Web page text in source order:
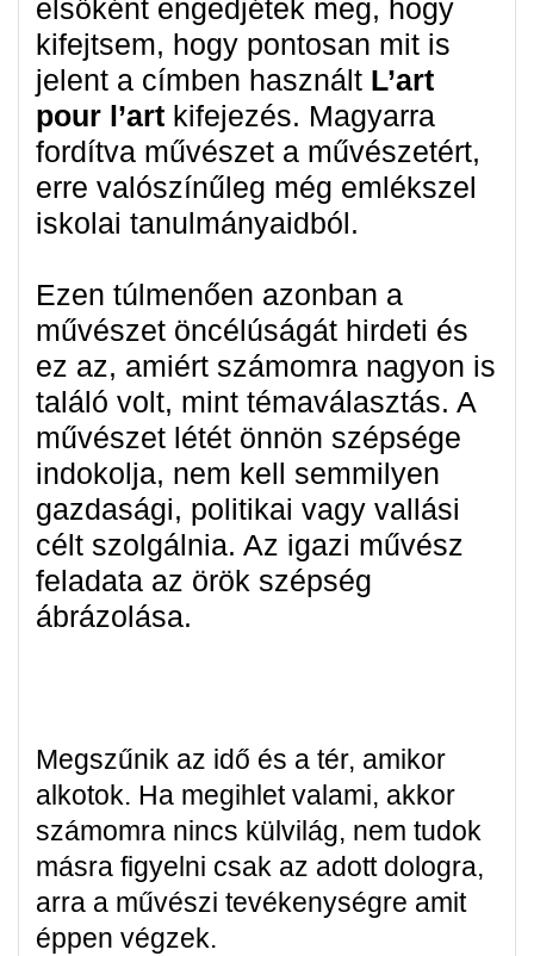
elsőként engedjétek meg, hogy
kifejtsem, hogy pontosan mit is
jelent a címben használt L’art
pour l’art kifejezés. Magyarra
fordítva művészet a művészetért,
erre valószínűleg még emlékszel
iskolai tanulmányaidból.
Ezen túlmenően azonban a
művészet öncélúságát hirdeti és
ez az, amiért számomra nagyon is
találó volt, mint témaválasztás. A
művészet létét önnön szépsége
indokolja, nem kell semmilyen
gazdasági, politikai vagy vallási
célt szolgálnia. Az igazi művész
feladata az örök szépség
ábrázolása.
Megszűnik az idő és a tér, amikor
alkotok. Ha megihlet valami, akkor
számomra nincs külvilág, nem tudok
másra figyelni csak az adott dologra,
arra a művészi tevékenységre amit
éppen végzek.